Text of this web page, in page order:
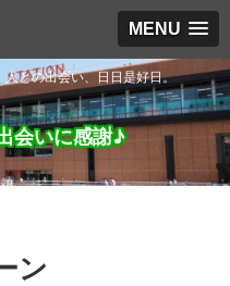
MENU
との出会い、日日是好日。
会いに感謝♪
ン